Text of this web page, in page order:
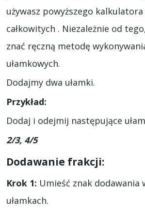
używasz powyższego kalkulatora
całkowitych . Niezależnie od
znać ręczną metodę
ułamkowych.
Dodajmy dwa ułamki.
Przykład:
Dodaj i odejmij następujące
2/3, 4/5
Dodawanie frakcji:
Krok 1: Umieść znak dodawania
ułamkach.